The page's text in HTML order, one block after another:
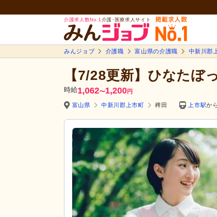
介護求人数No.1 介護･医療求人サイト
みんジョブ 介護職 富山県の介護職 中新川郡
【7/28更新】ひなたぼ
時給1,062〜1,200円
富山県
中新川郡上市町 稗田 上市駅か